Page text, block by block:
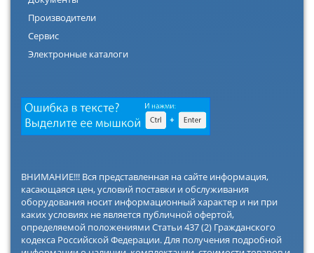
Производители
Сервис
Электронные каталоги
ВНИМАНИЕ!!! Вся представленная на сайте информация,
касающаяся цен, условий поставки и обслуживания
оборудования носит информационный характер и ни при
каких условиях не является публичной офертой,
определяемой положениями Статьи 437 (2) Гражданского
кодекса Российской Федерации. Для получения подробной